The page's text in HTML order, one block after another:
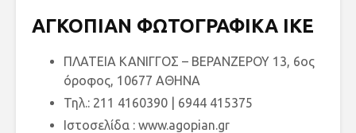
ΑΓΚΟΠΙΑΝ ΦΩΤΟΓΡΑΦΙΚΑ ΙΚΕ
ΠΛΑΤΕΙΑ ΚΑΝΙΓΓΟΣ – ΒΕΡΑΝΖΕΡΟΥ 13, 6ος
όροφος, 10677 ΑΘΗΝΑ
Τηλ.: 211 4160390 | 6944 415375
Ιστοσελίδα : www.agopian.gr